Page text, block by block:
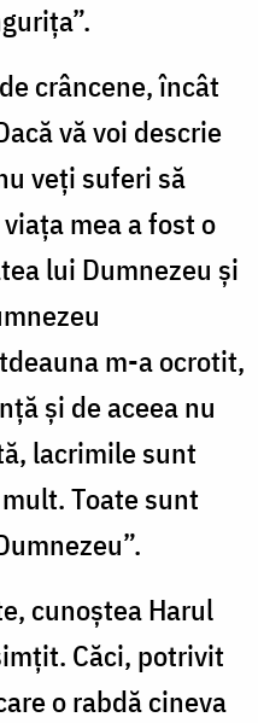
crâncene, încât
vă voi descrie
veţi suferi să
mea a fost o
lui Dumnezeu şi
m-a ocrotit,
şi de aceea nu
lacrimile sunt
Toate sunt
cunoştea Harul
Căci, potrivit
o rabdă cineva